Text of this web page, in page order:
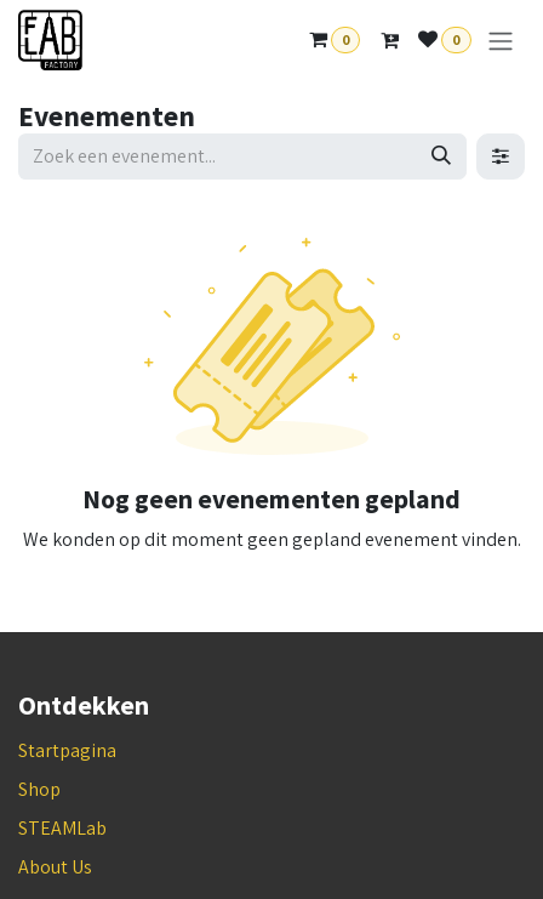
Overslaan naar inhoud
0 0
Evenementen
Nog geen evenementen gepland
We konden op dit moment geen gepland evenement vinden.
Ontdekken
Startpagina
Shop
STEAMLab
About Us